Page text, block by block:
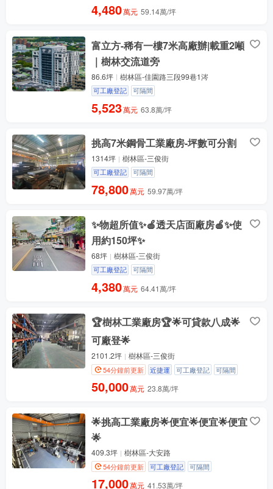
4,480萬元 59.14萬/坪
富立方-稀有一樓7米高廠辦|載重2噸
｜樹林交流道旁
86.6坪 樹林區-佳園路三段99巷1涔
可工廠登記 可隔間
5,523萬元 63.8萬/坪
挑高7米鋼骨工業廠房-坪數可分割
1314坪 樹林區-三俊街
可工廠登記 可隔間
78,800萬元 59.97萬/坪
✨物超所值✨🍎透天店面廠房🍎✨使
用約150坪✨
68坪 樹林區-三俊街
可工廠登記 可隔間
4,380萬元 64.41萬/坪
🏆樹林工業廠房🏆🌟可貸款八成🌟
可廠登🌟
2101.2坪 樹林區-三俊街
54分鐘前更新 近捷運 可工廠登記 可隔間
50,000萬元 23.8萬/坪
🌟挑高工業廠房🌟便宜🌟便宜🌟便宜
🌟
409.3坪 樹林區-大安路
54分鐘前更新 可工廠登記 可隔間
17,000萬元 41.53萬/坪